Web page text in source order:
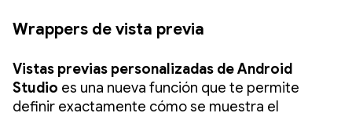
Wrappers de vista previa
Vistas previas personalizadas de Android
Studio es una nueva función que te permite
definir exactamente cómo se muestra el